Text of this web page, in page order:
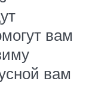
вам
вам